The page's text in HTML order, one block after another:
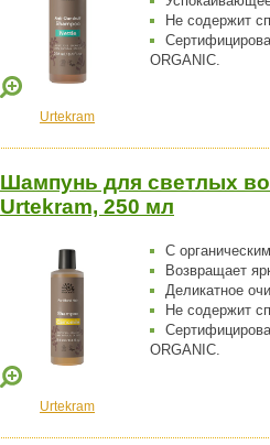
Не содержит
ORGANIC.
Urtekram
Шампунь для светлых
Urtekram, 250 мл
С
Возвращает
Деликатное
Не содержит
ORGANIC.
Urtekram